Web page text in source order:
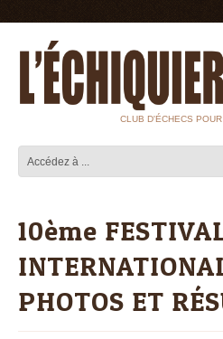
CLUB D'ÉCHECS
10ème
PHOTOS ET